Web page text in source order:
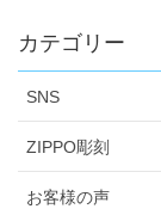
カテゴリー
SNS
ZIPPO彫刻
お客様の声